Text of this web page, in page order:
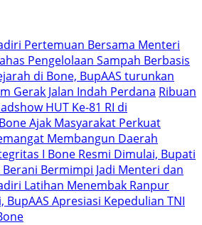
Pertemuan Bersama Menteri
Pengelolaan Sampah Berbasis
di Bone, BupAAS turunkan
Gerak Jalan Indah Perdana Ribuan
HUT Ke-81 RI di
Ajak Masyarakat Perkuat
Membangun Daerah
I Bone Resmi Dimulai, Bupati
Berani Bermimpi Jadi Menteri dan
Latihan Menembak Ranpur
Apresiasi Kepedulian TNI